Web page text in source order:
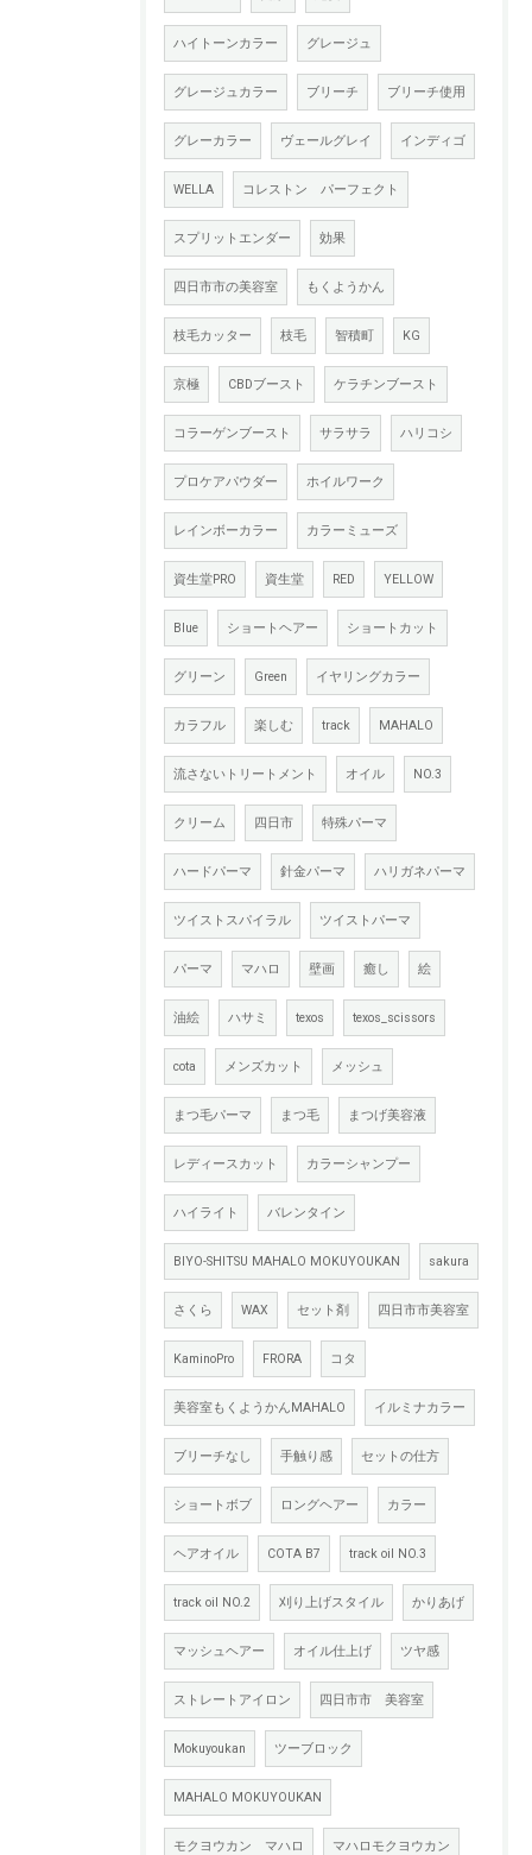
ハイトーンカラー グレージュ
グレージュカラー ブリーチ ブリーチ使用
グレーカラー ヴェールグレイ インディゴ
WELLA コレストン パーフェクト
スプリットエンダー 効果
四日市市の美容室 もくようかん
枝毛カッター 枝毛 智積町 KG
京極 CBDブースト ケラチンブースト
コラーゲンブースト サラサラ ハリコシ
プロケアパウダー ホイルワーク
レインボーカラー カラーミューズ
資生堂PRO 資生堂 RED YELLOW
Blue ショートヘアー ショートカット
グリーン Green イヤリングカラー
カラフル 楽しむ track MAHALO
流さないトリートメント オイル NO.3
クリーム 四日市 特殊パーマ
ハードパーマ 針金パーマ ハリガネパーマ
ツイストスパイラル ツイストパーマ
パーマ マハロ 壁画 癒し 絵
油絵 ハサミ texos texos_scissors
cota メンズカット メッシュ
まつ毛パーマ まつ毛 まつげ美容液
レディースカット カラーシャンプー
ハイライト バレンタイン
BIYO-SHITSU MAHALO MOKUYOUKAN sakura
さくら WAX セット剤 四日市市美容室
KaminoPro FRORA コタ
美容室もくようかんMAHALO イルミナカラー
ブリーチなし 手触り感 セットの仕方
ショートボブ ロングヘアー カラー
ヘアオイル COTA B7 track oil NO.3
track oil NO.2 刈り上げスタイル かりあげ
マッシュヘアー オイル仕上げ ツヤ感
ストレートアイロン 四日市市 美容室
Mokuyoukan ツーブロック
MAHALO MOKUYOUKAN
モクヨウカン マハロ マハロモクヨウカン